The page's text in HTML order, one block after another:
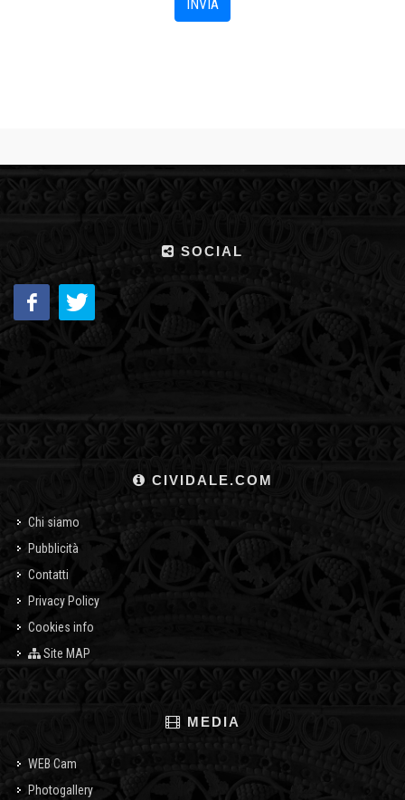
SOCIAL
CIVIDALE.COM
Chi siamo
Pubblicità
Contatti
Privacy Policy
Cookies info
Site MAP
MEDIA
WEB Cam
Photogallery